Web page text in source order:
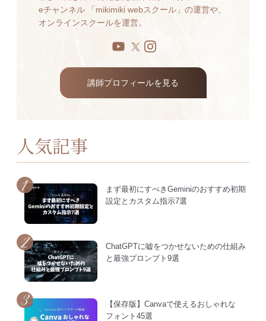
eチャンネル 「mikimiki webスクール」の運営や、
オンラインスクールを運営。
講師プロフィールを見る
人気記事
まず最初にすべきGeminiのおすすめ初期
設定とカスタム指示7選
ChatGPTに嘘をつかせないための仕組み
と最強プロンプト9選
【保存版】Canvaで使えるおしゃれな
フォント45選